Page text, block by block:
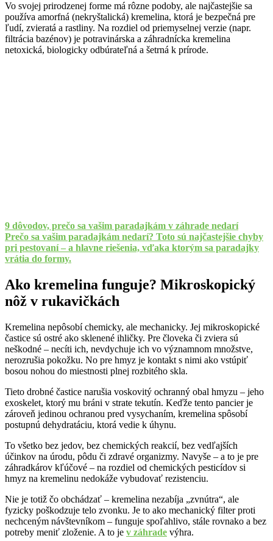
Vo svojej prirodzenej forme má rôzne podoby, ale najčastejšie sa
používa amorfná (nekryštalická) kremelina, ktorá je bezpečná pre
ľudí, zvieratá a rastliny. Na rozdiel od priemyselnej verzie (napr.
filtrácia bazénov) je potravinárska a záhradnícka kremelina
netoxická, biologicky odbúrateľná a šetrná k prírode.
9 dôvodov, prečo sa vašim paradajkám v záhrade nedarí
Prečo sa vašim paradajkám nedarí? Toto sú najčastejšie chyby
pri pestovaní – a hlavne riešenia, vďaka ktorým sa paradajky
vrátia do formy.
Ako kremelina funguje? Mikroskopický
nôž v rukavičkách
Kremelina nepôsobí chemicky, ale mechanicky. Jej mikroskopické
častice sú ostré ako sklenené ihličky. Pre človeka či zviera sú
neškodné – necíti ich, nevdychuje ich vo významnom množstve,
nerozrušia pokožku. No pre hmyz je kontakt s nimi ako vstúpiť
bosou nohou do miestnosti plnej rozbitého skla.
Tieto drobné častice narušia voskovitý ochranný obal hmyzu – jeho
exoskelet, ktorý mu bráni v strate tekutín. Keďže tento pancier je
zároveň jedinou ochranou pred vysychaním, kremelina spôsobí
postupnú dehydratáciu, ktorá vedie k úhynu.
To všetko bez jedov, bez chemických reakcií, bez vedľajších
účinkov na úrodu, pôdu či zdravé organizmy. Navyše – a to je pre
záhradkárov kľúčové – na rozdiel od chemických pesticídov si
hmyz na kremelinu nedokáže vybudovať rezistenciu.
Nie je totiž čo obchádzať – kremelina nezabíja „zvnútra“, ale
fyzicky poškodzuje telo zvonku. Je to ako mechanický filter proti
nechceným návštevníkom – funguje spoľahlivo, stále rovnako a bez
potreby meniť zloženie. A to je v záhrade výhra.